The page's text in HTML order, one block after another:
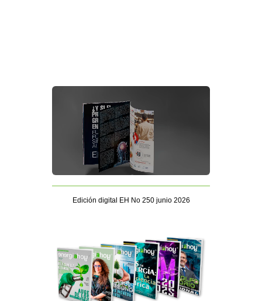
Edición digital EH No 250 junio 2026